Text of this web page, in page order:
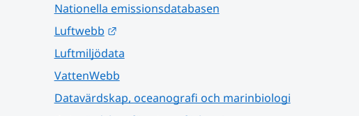
Nationella emissionsdatabasen
Luftwebb
Länk till annan webbplats.
Luftmiljödata
VattenWebb
Datavärdskap, oceanografi och marinbiologi